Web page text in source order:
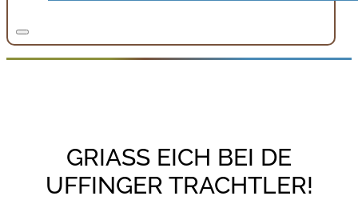
GRIASS EICH BEI DE
UFFINGER TRACHTLER!